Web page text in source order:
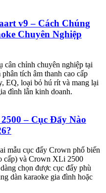
v9 – Cách Chúng
Chuyên Nghiệp
cân chỉnh chuyên nghiệp tại
tích âm thanh cao cấp
EQ, loại bỏ hú rít và mang lại
đình lẫn kinh doanh.
– Cục Đẩy Nào
mẫu cục đẩy Crown phổ biến
cấp) và Crown XLi 2500
chọn được cục đẩy phù
dàn karaoke gia đình hoặc